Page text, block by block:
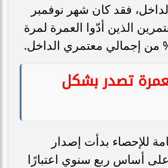
فقد كان شهر نوفمبر
الذين أدّوا العمرة لمرة
تصدر بشكل
للإحصاء بدأت إصدار
أساس ربع سنوي اعتبارًا